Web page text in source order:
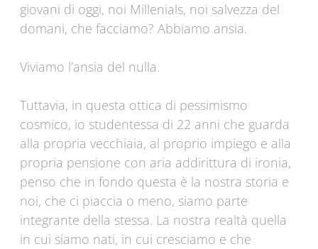
giovani di oggi, noi Millenials, noi salvezza del
domani, che facciamo? Abbiamo ansia.
Viviamo l’ansia del nulla.
Tuttavia, in questa ottica di pessimismo
cosmico, io studentessa di 22 anni che guarda
alla propria vecchiaia, al proprio impiego e alla
propria pensione con aria addirittura di ironia,
penso che in fondo questa è la nostra storia e
noi, che ci piaccia o meno, siamo parte
integrante della stessa. La nostra realtà quella
in cui siamo nati, in cui cresciamo e che